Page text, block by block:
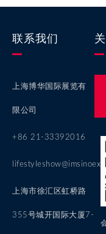
联系我们
上海博华国际展览有
限公司
+86 21-33392016
上海市徐汇区虹桥路
355号城开国际大厦7-